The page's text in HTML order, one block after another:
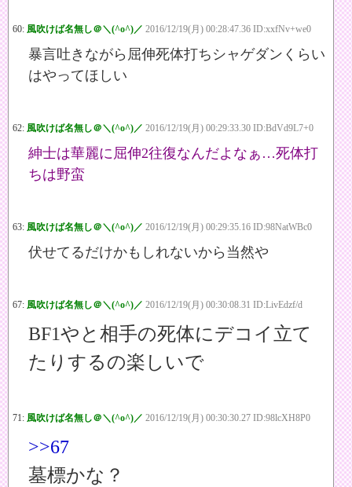
60: 風吹けば名無し＠＼(^o^)／ 2016/12/19(月) 00:28:47.36 ID:xxfNv+we0
暴言吐きながら屈伸死体打ちシャゲダンくらい
はやってほしい
62: 風吹けば名無し＠＼(^o^)／ 2016/12/19(月) 00:29:33.30 ID:BdVd9L7+0
紳士は華麗に屈伸2往復なんだよなぁ…死体打
ちは野蛮
63: 風吹けば名無し＠＼(^o^)／ 2016/12/19(月) 00:29:35.16 ID:98NatWBc0
伏せてるだけかもしれないから当然や
67: 風吹けば名無し＠＼(^o^)／ 2016/12/19(月) 00:30:08.31 ID:LivEdzf/d
BF1やと相手の死体にデコイ立て
たりするの楽しいで
71: 風吹けば名無し＠＼(^o^)／ 2016/12/19(月) 00:30:30.27 ID:98lcXH8P0
>>67
墓標かな？